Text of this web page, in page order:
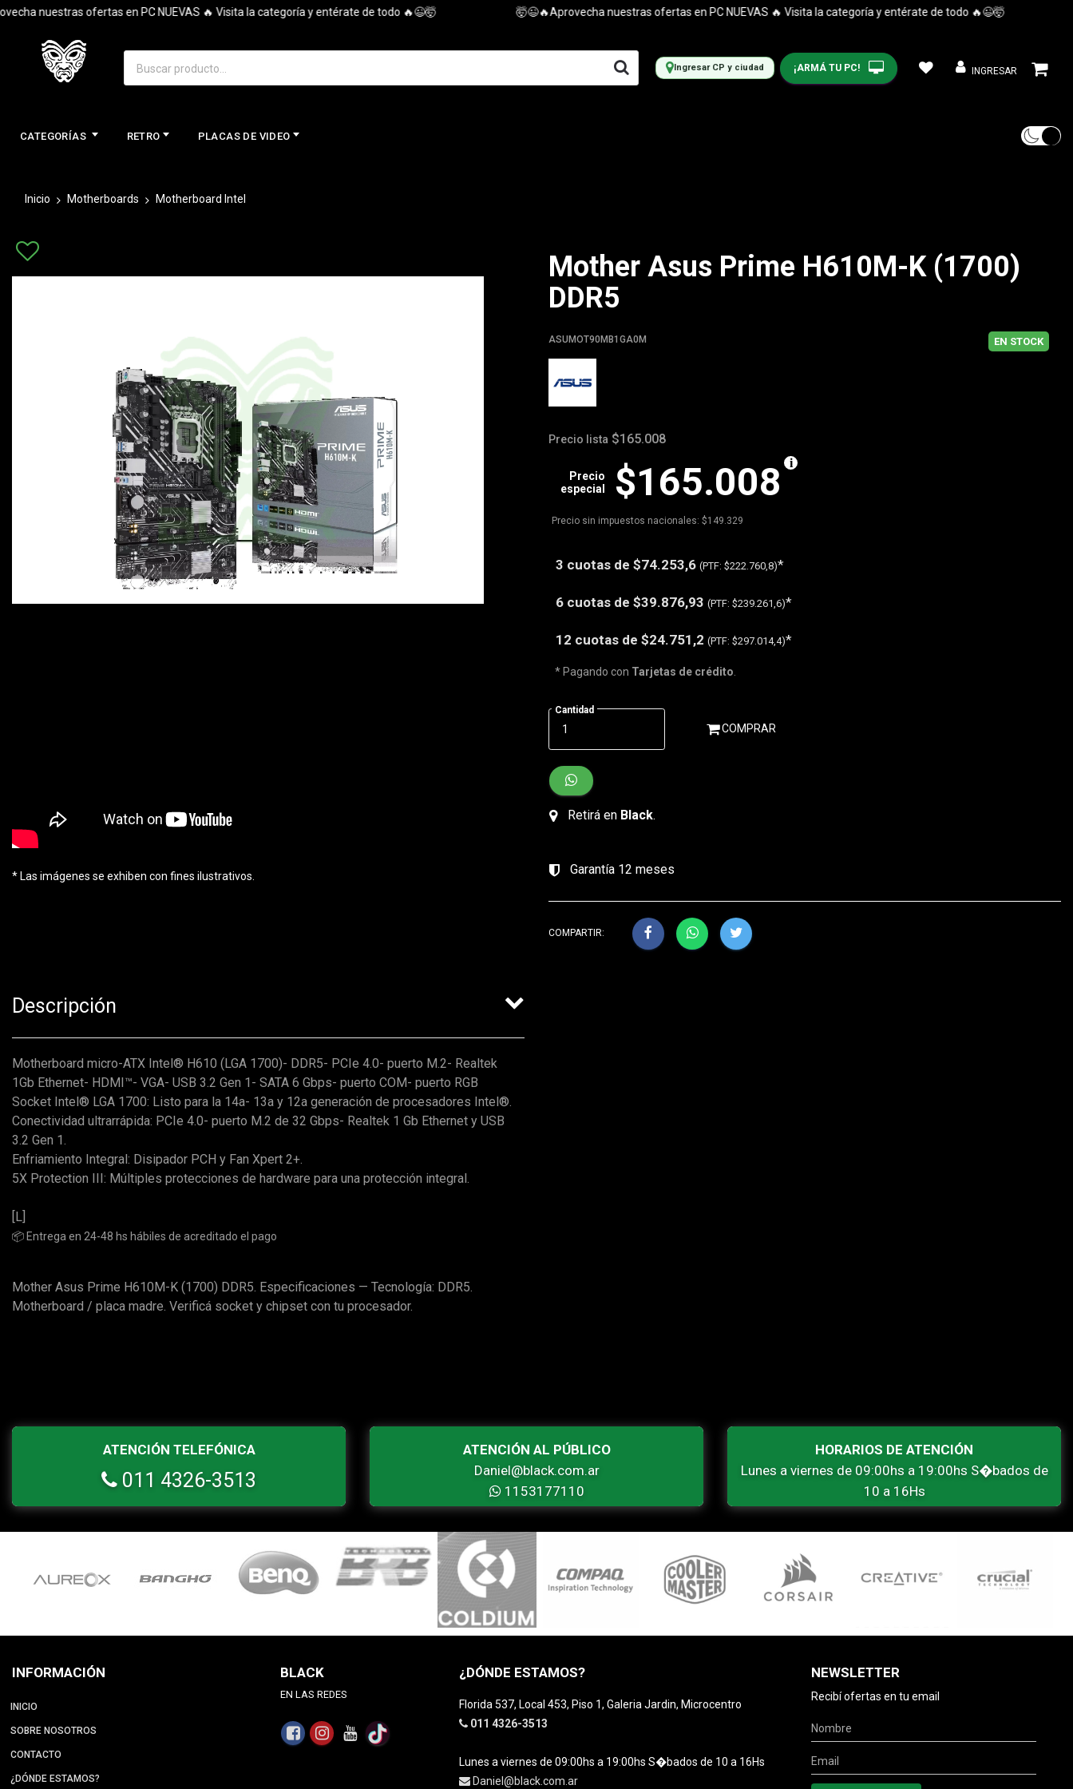
nuestras ofertas en PC NUEVAS 🔥 Visita la categoría y entérate de todo 🔥😉🤯 🤯😉🔥Aprovecha nuestras ofertas en PC NUEVAS 🔥 Visita la categoría y entérate de todo 🔥😉🤯
Ingresar CP y ciudad ¡ARMÁ TU PC! INGRESAR
CATEGORÍAS RETRO PLACAS DE VIDEO
Inicio Motherboards Motherboard Intel
* Las imágenes se exhiben con fines ilustrativos.
Mother Asus Prime H610M-K (1700)
DDR5
ASUMOT90MB1GA0M EN STOCK
Precio lista $165.008
$165.008
Precio
especial
Precio sin impuestos nacionales: $149.329
3 cuotas de $74.253,6 (PTF: $222.760,8)*
6 cuotas de $39.876,93 (PTF: $239.261,6)*
12 cuotas de $24.751,2 (PTF: $297.014,4)*
* Pagando con Tarjetas de crédito
Cantidad
COMPRAR
Retirá en Black.
Garantía 12 meses
COMPARTIR:
Descripción
Motherboard micro-ATX Intel® H610 (LGA 1700)- DDR5- PCIe 4.0- puerto M.2- Realtek
1Gb Ethernet- HDMI™- VGA- USB 3.2 Gen 1- SATA 6 Gbps- puerto COM- puerto RGB
Socket Intel® LGA 1700: Listo para la 14a- 13a y 12a generación de procesadores Intel®.
Conectividad ultrarrápida: PCIe 4.0- puerto M.2 de 32 Gbps- Realtek 1 Gb Ethernet y USB
3.2 Gen 1.
Enfriamiento Integral: Disipador PCH y Fan Xpert 2+.
5X Protection III: Múltiples protecciones de hardware para una protección integral.
[L]
📦 Entrega en 24-48 hs hábiles de acreditado el pago
Mother Asus Prime H610M-K (1700) DDR5. Especificaciones — Tecnología: DDR5.
Motherboard / placa madre. Verificá socket y chipset con tu procesador.
ATENCIÓN TELEFÓNICA
011 4326-3513
ATENCIÓN AL PÚBLICO
Daniel@black.com.ar
1153177110
HORARIOS DE ATENCIÓN
Lunes a viernes de 09:00hs a 19:00hs S�bados de
10 a 16Hs
INFORMACIÓN
INICIO
SOBRE NOSOTROS
CONTACTO
¿DÓNDE ESTAMOS?
BLACK
EN LAS REDES
¿DÓNDE ESTAMOS?
Florida 537, Local 453, Piso 1, Galeria Jardin, Microcentro
011 4326-3513
Lunes a viernes de 09:00hs a 19:00hs S�bados de 10 a 16Hs
Daniel@black.com.ar
NEWSLETTER
Recibí ofertas en tu email